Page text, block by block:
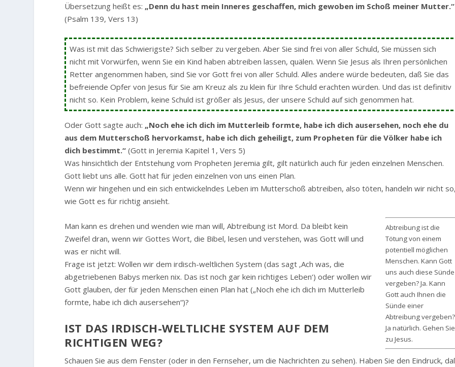
Übersetzung heißt es: „Denn du hast mein Inneres geschaffen, mich gewoben im Schoß meiner Mutter.“
(Psalm 139, Vers 13)
Was ist mit das Schwierigste? Sich selber zu vergeben. Aber Sie sind frei von aller Schuld, Sie müssen sich
nicht mit Vorwürfen, wenn Sie ein Kind haben abtreiben lassen, quälen. Wenn Sie Jesus als Ihren persönlichen
Retter angenommen haben, sind Sie vor Gott frei von aller Schuld. Alles andere würde bedeuten, daß Sie das
befreiende Opfer von Jesus für Sie am Kreuz als zu klein für Ihre Schuld erachten würden. Und das ist definitiv
nicht so. Kein Problem, keine Schuld ist größer als Jesus, der unsere Schuld auf sich genommen hat.
Oder Gott sagte auch: „Noch ehe ich dich im Mutterleib formte, habe ich dich ausersehen, noch ehe du
aus dem Mutterschoß hervorkamst, habe ich dich geheiligt, zum Propheten für die Völker habe ich
dich bestimmt.“ (Gott in Jeremia Kapitel 1, Vers 5)
Was hinsichtlich der Entstehung vom Propheten Jeremia gilt, gilt natürlich auch für jeden einzelnen Menschen.
Gott liebt uns alle. Gott hat für jeden einzelnen von uns einen Plan.
Wenn wir hingehen und ein sich entwickelndes Leben im Mutterschoß abtreiben, also töten, handeln wir nicht
wie Gott es für richtig ansieht.
Abtreibung ist die
Tötung von einem
potentiell möglichen
Menschen. Kann Gott
uns auch diese Sünde
vergeben? Ja. Kann
Gott auch Ihnen die
Sünde einer
Abtreibung vergeben?
Ja natürlich. Gehen Sie
zu Jesus.
Man kann es drehen und wenden wie man will, Abtreibung ist Mord. Da bleibt kein
Zweifel dran, wenn wir Gottes Wort, die Bibel, lesen und verstehen, was Gott will und
was er nicht will.
Frage ist jetzt: Wollen wir dem irdisch-weltlichen System (das sagt ‚Ach was, die
abgetriebenen Babys merken nix. Das ist noch gar kein richtiges Leben‘) oder wollen wir
Gott glauben, der für jeden Menschen einen Plan hat („Noch ehe ich dich im Mutterleib
formte, habe ich dich ausersehen“)?
IST DAS IRDISCH-WELTLICHE SYSTEM AUF DEM
RICHTIGEN WEG?
Schauen Sie aus dem Fenster (oder in den Fernseher, um die Nachrichten zu sehen). Haben Sie den Eindruck,